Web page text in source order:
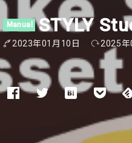
Manual STYLY
2023年01月10日 2025年